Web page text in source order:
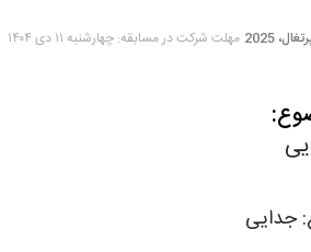
2025 مهلت شرکت در مسابقه: چهارشنبه ۱۱ دی ۱۴۰۴
جدایی